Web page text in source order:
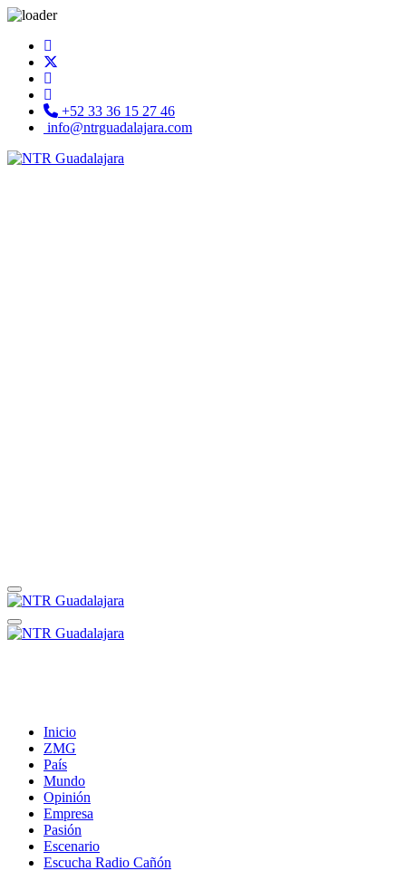
+52 33 36 15 27 46
info@ntrguadalajara.com
Inicio
ZMG
País
Mundo
Opinión
Empresa
Pasión
Escenario
Escucha Radio Cañón